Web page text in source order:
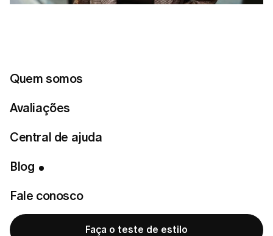
Quem somos
Avaliações
Central de ajuda
Blog
Fale conosco
Faça o teste de estilo
Invista em peças atemporais, não apenas em
Garimpos vintage